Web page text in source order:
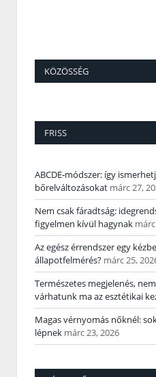
KÖZÖSSÉG
FRISS
ABCDE‑módszer: így
bőrelváltozásokat márc 27,
Nem csak fáradtság:
figyelmen kívül hagynak
Az egész érrendszer egy
állapotfelmérés? márc 25,
Természetes megjelenés,
várhatunk ma az esztétikai
Magas vérnyomás nőknél:
lépnek márc 23, 2026